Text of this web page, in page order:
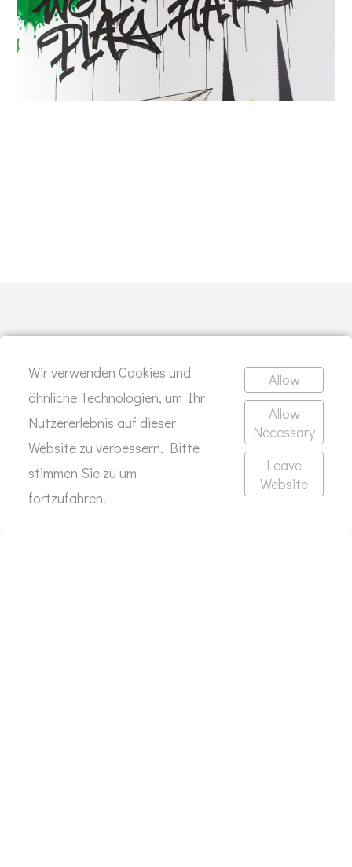
Dein Büro braucht etwas pepp?
SCHREIB MIR
Wir verwenden Cookies und
ähnliche Technologien, um Ihr
Nutzererlebnis auf dieser
Website zu verbessern. Bitte
stimmen Sie zu um
fortzufahren.
Allow
Allow
Necessary
Leave
Website